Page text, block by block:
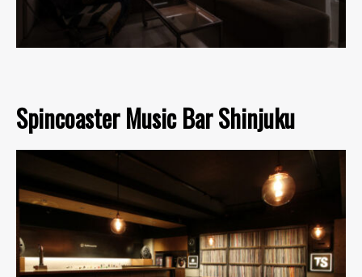
Spincoaster Music Bar Shinjuku